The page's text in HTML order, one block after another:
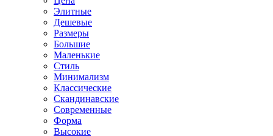
Элитные
Дешевые
Размеры
Большие
Маленькие
Стиль
Минимализм
Классические
Скандинавские
Современные
Форма
Высокие